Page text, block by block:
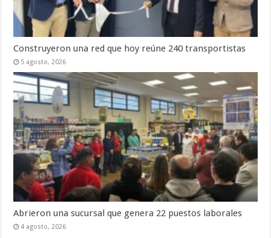
Construyeron una red que hoy reúne 240 transportistas
5 agosto, 2026
Abrieron una sucursal que genera 22 puestos laborales
4 agosto, 2026